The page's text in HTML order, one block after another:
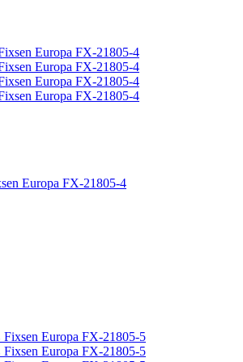
Europa FX-21805-4